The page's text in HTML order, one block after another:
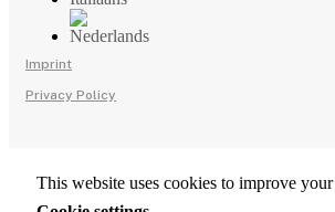
Imprint
Privacy Policy
This website uses cookies to improve